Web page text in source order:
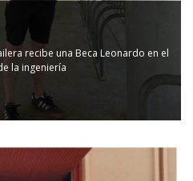
recibe una Beca Leonardo en el
la ingeniería